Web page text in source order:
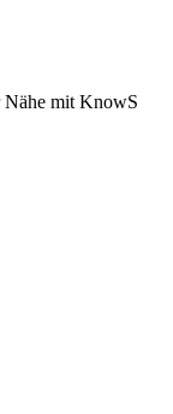
Nähe mit KnowS